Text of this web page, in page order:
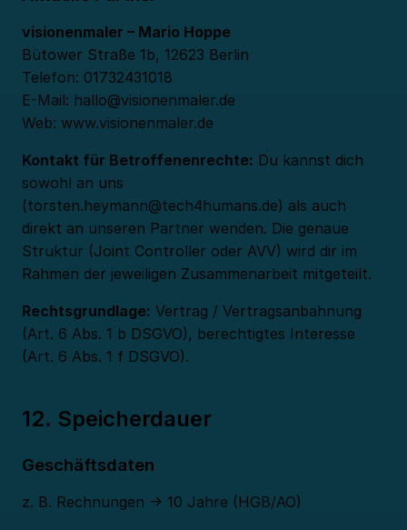
visionenmaler – Mario Hoppe
Bütower Straße 1b, 12623 Berlin
Telefon: 01732431018
E-Mail: hallo@visionenmaler.de
Web: www.visionenmaler.de
Kontakt für Betroffenenrechte: Du kannst dich
sowohl an uns
(torsten.heymann@tech4humans.de) als auch
direkt an unseren Partner wenden. Die genaue
Struktur (Joint Controller oder AVV) wird dir im
Rahmen der jeweiligen Zusammenarbeit mitgeteilt.
Rechtsgrundlage: Vertrag / Vertragsanbahnung
(Art. 6 Abs. 1 b DSGVO), berechtigtes Interesse
(Art. 6 Abs. 1 f DSGVO).
12. Speicherdauer
Geschäftsdaten
z. B. Rechnungen → 10 Jahre (HGB/AO)